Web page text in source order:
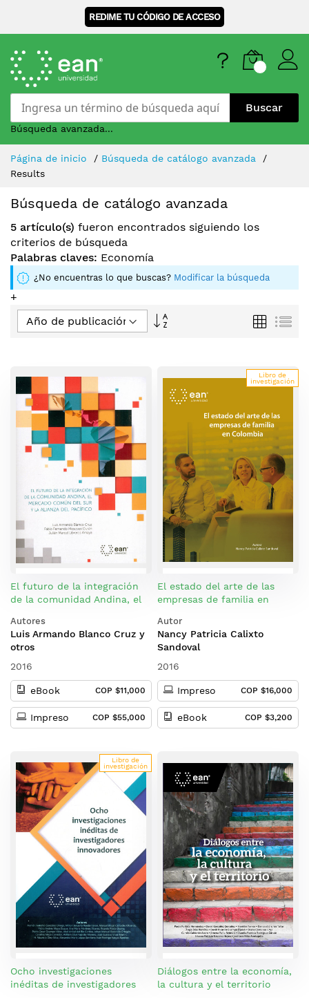
REDIME TU CÓDIGO DE ACCESO
Buscar
Búsqueda avanzada...
Skip
Content
Página de inicio
Búsqueda de catálogo avanzada
Results
Búsqueda de catálogo avanzada
5 artículo(s) fueron encontrados siguiendo los
criterios de búsqueda
Palabras claves: Economía
¿No encuentras lo que buscas? Modificar la búsqueda
+
Fijar
Parrilla
El futuro de la integración
de la comunidad Andina, el
alianza del Pacífico
Autores
Luis Armando Blanco Cruz y
otros
2016
eBook COP $11,000
Impreso COP $55,000
Libro de
investigación
El estado del arte de las
empresas de familia en
Autor
Nancy Patricia Calixto
Sandoval
2016
Impreso COP $16,000
eBook COP $3,200
Libro de
investigación
Ocho investigaciones
inéditas de investigadores
Diálogos entre la economía,
la cultura y el territorio